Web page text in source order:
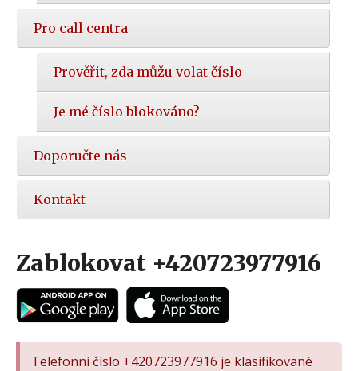
Pro call centra
Prověřit, zda můžu volat číslo
Je mé číslo blokováno?
Doporučte nás
Kontakt
Zablokovat +420723977916
Telefonní číslo +420723977916 je klasifikované